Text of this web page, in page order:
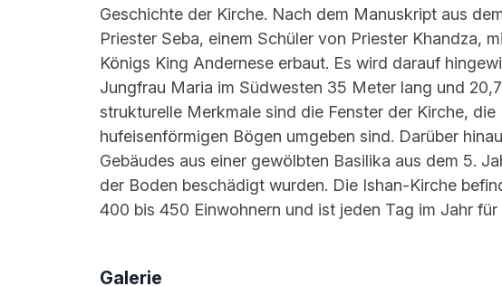
Geschichte der Kirche. Nach dem Manuskript aus
Priester Seba, einem Schüler von Priester Khandza,
Königs King Andernese erbaut. Es wird darauf
Jungfrau Maria im Südwesten 35 Meter lang und
strukturelle Merkmale sind die Fenster der Kirche,
hufeisenförmigen Bögen umgeben sind. Darüber
Gebäudes aus einer gewölbten Basilika aus dem 5.
der Boden beschädigt wurden. Die Ishan-Kirche
400 bis 450 Einwohnern und ist jeden Tag im Jahr
Galerie